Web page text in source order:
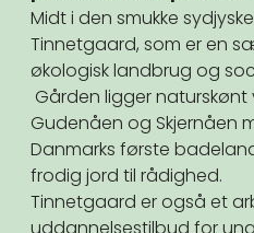
Midt i den smukke
Tinnetgaard, som er en
økologisk landbrug og
Gården ligger naturskønt
Gudenåen og Skjernåen
Danmarks første
frodig jord til rådighed.
Tinnetgaard er også et